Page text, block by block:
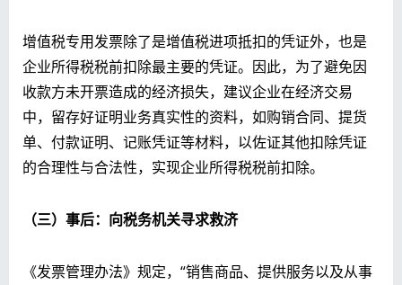
增值税专用发票除了是增值税进项抵扣的凭证外，也是
企业所得税税前扣除最主要的凭证。因此，为了避免因
收款方未开票造成的经济损失，建议企业在经济交易
中，留存好证明业务真实性的资料，如购销合同、提货
单、付款证明、记账凭证等材料，以佐证其他扣除凭证
的合理性与合法性，实现企业所得税税前扣除。
（三）事后：向税务机关寻求救济
《发票管理办法》规定，“销售商品、提供服务以及从事